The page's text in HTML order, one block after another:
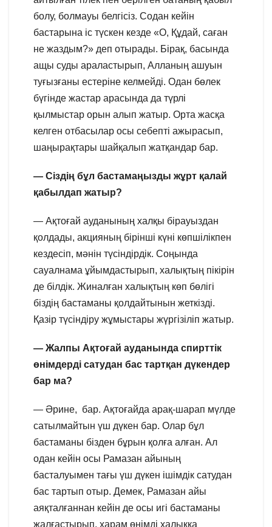
болу, болмауы белгісіз. Содан кейін
бастарына іс түскен кезде «О, Құдай, саған
не жаздым?» деп отырады. Бірақ, басында
ащы суды араластырып, Алланың ашуын
туғызғаны естеріне келмейді. Одан бөлек
бүгінде жастар арасында да түрлі
қылмыстар орын алып жатыр. Орта жасқа
келген отбасылар осы себепті ажырасып,
шаңырақтары шайқалып жатқандар бар.
— Сіздің бұл бастамаңызды жұрт қалай
қабылдап жатыр?
— Ақтоғай ауданының халқы бірауыздан
қолдады, акцияның бірінші күні көпшілікпен
кездесіп, мәнін түсіндірдік. Соңында
сауалнама ұйымдастырып, халықтың пікірін
де білдік. Жиналған халықтың көп бөлігі
біздің бастаманы қолдайтынын жеткізді.
Қазір түсіндіру жұмыстары жүргізіліп жатыр.
— Жалпы Ақтоғай ауданында спирттік
өнімдерді сатудан бас тартқан дүкендер
бар ма?
— Әрине, бар. Ақтоғайда арақ-шарап мүлде
сатылмайтын үш дүкен бар. Олар бұл
бастаманы бізден бұрын қолға алған. Ал
одан кейін осы Рамазан айының
басталуымен тағы үш дүкен ішімдік сатудан
бас тартып отыр. Демек, Рамазан айы
аяқталғаннан кейін де осы игі бастаманы
жалғастырып, харам өнімді халыққа